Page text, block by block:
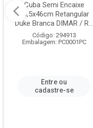
Cuba Semi Encaixe
58,5x46cm Retangular
Duke Branca DIMAR / R...
Código: 294913
Embalagem: PC0001PC
Entre ou
cadastre-se